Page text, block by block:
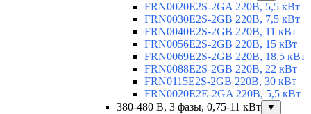
FRN0020E2S-2GA 220В, 5,5 кВт
FRN0030E2S-2GB 220В, 7,5 кВт
FRN0040E2S-2GB 220В, 11 кВт
FRN0056E2S-2GB 220В, 15 кВт
FRN0069E2S-2GB 220В, 18,5 кВт
FRN0088E2S-2GB 220В, 22 кВт
FRN0115E2S-2GB 220В, 30 кВт
FRN0020E2E-2GA 220В, 5,5 кВт
380-480 В, 3 фазы, 0,75-11 кВт
▼